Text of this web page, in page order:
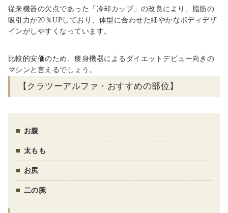
従来機器の欠点であった「冷却カップ」の改良により、脂肪の
吸引力が20％UPしており、体型に合わせた細やかなボディデザ
インがしやすくなっています。
比較的安価のため、痩身機器によるダイエットデビュー向きの
マシン と言えるでしょう。
【クラツーアルファ・おすすめの部位】
お腹
太もも
お尻
二の腕